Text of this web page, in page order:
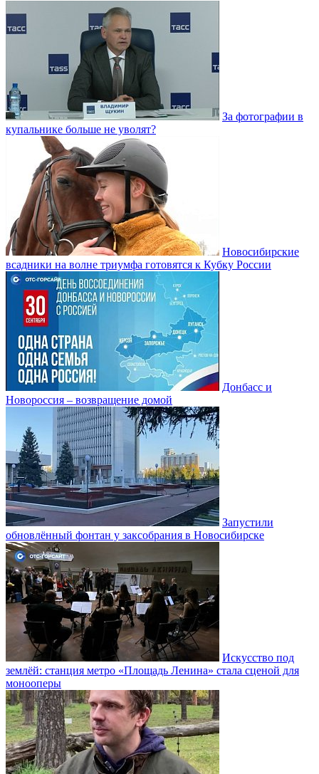
За фотографии в
купальнике больше не уволят?
Новосибирские
всадники на волне триумфа готовятся к Кубку России
Донбасс и
Новороссия – возвращение домой
Запустили
обновлённый фонтан у заксобрания в Новосибирске
Искусство под
землёй: станция метро «Площадь Ленина» стала сценой для
монооперы